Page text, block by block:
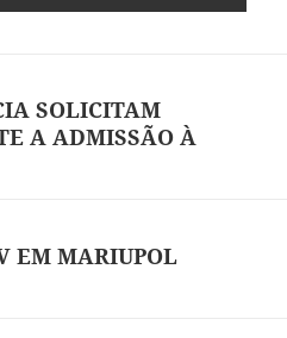
SOLICITAM
A ADMISSÃO À
EM MARIUPOL